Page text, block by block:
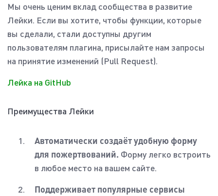
Мы очень ценим вклад сообщества в развитие
Лейки. Если вы хотите, чтобы функции, которые
вы сделали, стали доступны другим
пользователям плагина, присылайте нам запросы
на принятие изменений (Pull Request).
Лейка на GitHub
Преимущества Лейки
Автоматически создаёт удобную форму
для пожертвований. Форму легко встроить
в любое место на вашем сайте.
Поддерживает популярные сервисы